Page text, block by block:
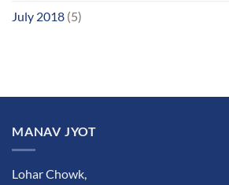
July 2018 (5)
MANAV JYOT
Lohar Chowk,